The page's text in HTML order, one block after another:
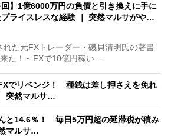
回】1億6000万円の負債と引き換えに手に
プライスレスな経験 ｜ 突然マルサがや…
た元FXトレーダー・磯貝清明氏の著書
た！～FXで10億円稼い…
でリベンジ！ 種銭は差し押さえを免れ
突然マルサ…
と14.6％！ 毎日5万円超の延滞税が積み
マルサ…